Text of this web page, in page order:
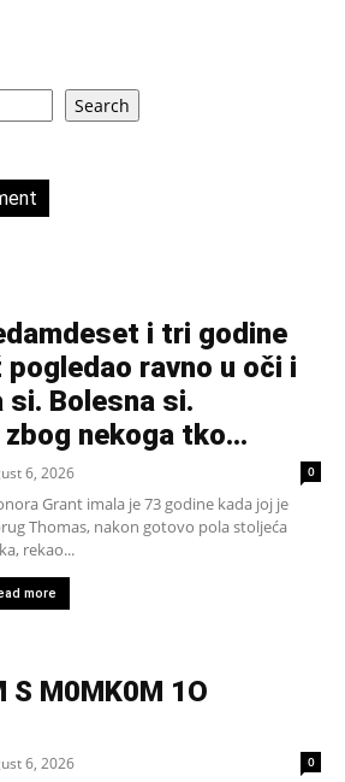
Search
i tri godine
pogledao ravno u oči i
si. Bolesna si.
nekoga tko...
6, 2026 0
Grant imala je 73 godine kada joj je
Thomas, nakon gotovo pola stoljeća
rekao...
more
S M0MK0M 1O
6, 2026 0